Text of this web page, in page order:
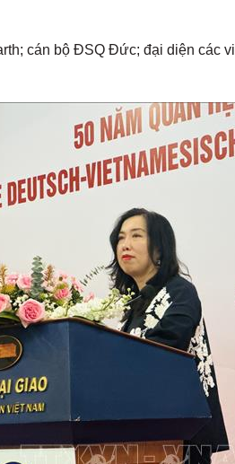
cán bộ ĐSQ Đức; đại diện các